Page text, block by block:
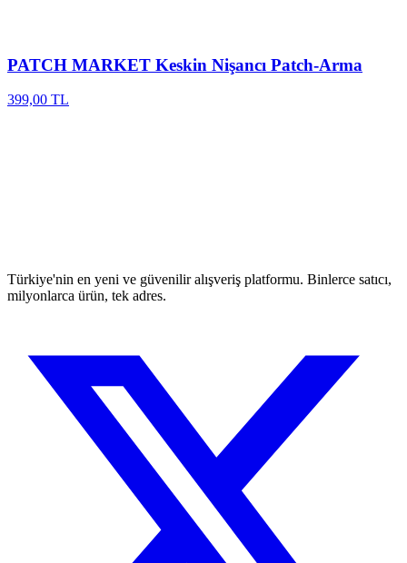
PATCH MARKET Keskin Nişancı Patch-Arma
399,00 TL
Türkiye'nin en yeni ve güvenilir alışveriş platformu. Binlerce satıcı,
milyonlarca ürün, tek adres.